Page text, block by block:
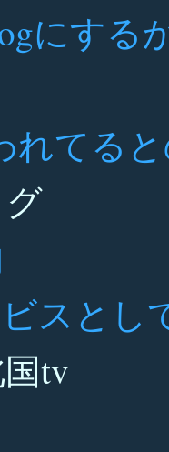
にする
れてる
スとし
tv